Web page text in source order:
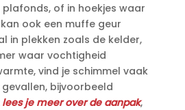
of in hoekjes waar
ook een muffe geur
in plekken zoals de kelder,
waar vochtigheid
vind je schimmel vaak
bijvoorbeeld
lees je meer over de aanpak,